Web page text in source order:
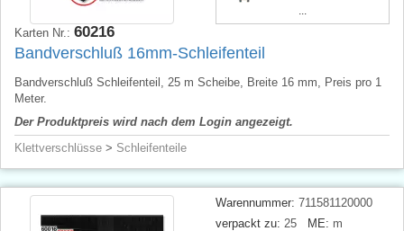
Karten Nr.: 60216
Bandverschluß 16mm-Schleifenteil
Bandverschluß Schleifenteil, 25 m Scheibe, Breite 16 mm, Preis pro 1
Meter.
Der Produktpreis wird nach dem Login angezeigt.
Klettverschlüsse > Schleifenteile
Warennummer: 711581120000
verpackt zu: 25 ME: m